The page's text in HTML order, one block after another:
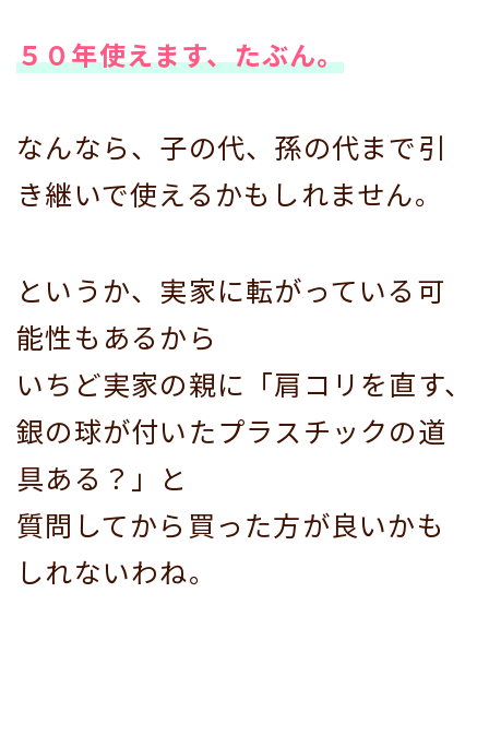
５０年使えます、たぶん。
なんなら、子の代、孫の代まで引
き継いで使えるかもしれません。
というか、実家に転がっている可
能性もあるから
いちど実家の親に「肩コリを直す、
銀の球が付いたプラスチックの道
具ある？」と
質問してから買った方が良いかも
しれないわね。